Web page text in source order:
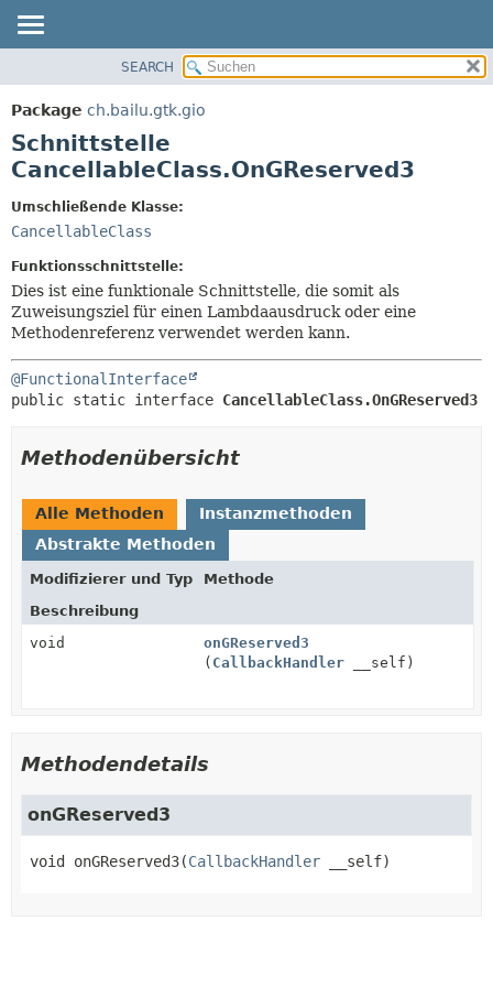
PACKAGE
KLASSE
BAUM
INDEX
KONSTRUKTOR
METHODE
SEARCH
Package ch.bailu.gtk.gio
Schnittstelle
CancellableClass.OnGReserved3
Umschließende Klasse:
CancellableClass
Funktionsschnittstelle:
Dies ist eine funktionale Schnittstelle, die somit als
Zuweisungsziel für einen Lambdaausdruck oder eine
Methodenreferenz verwendet werden kann.
@FunctionalInterface
public static interface CancellableClass.OnGReserved3
Methodenübersicht
Alle Methoden
Instanzmethoden
Abstrakte Methoden
Modifizierer und Typ
Methode
Beschreibung
void
onGReserved3
( CallbackHandler __self)
Methodendetails
onGReserved3
void onGReserved3(CallbackHandler __self)